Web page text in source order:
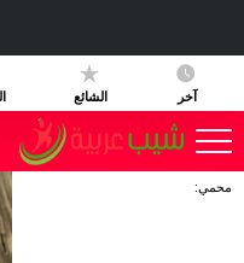
آخر الشائع
آخر
محمي: